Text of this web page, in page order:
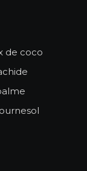
de coco